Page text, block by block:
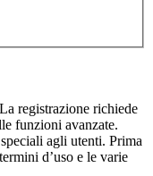
registrazione richiede
funzioni avanzate.
agli utenti. Prima
d’uso e le varie